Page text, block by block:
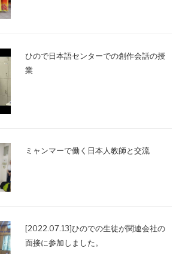
ひので日本語センターでの創作会話の授
業
ミャンマーで働く日本人教師と交流
[2022.07.13]ひのでの生徒が関連会社の
面接に参加しました。